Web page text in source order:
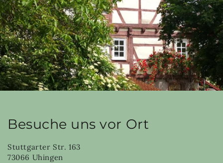
Besuche uns vor Ort
Stuttgarter Str. 163
73066 Uhingen